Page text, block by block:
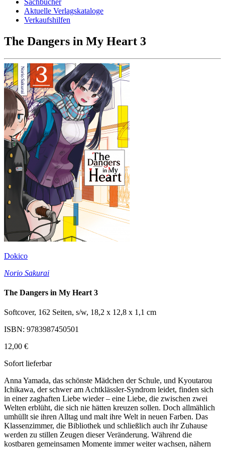
Sachbücher
Aktuelle Verlagskataloge
Verkaufshilfen
The Dangers in My Heart 3
Dokico
Norio Sakurai
The Dangers in My Heart 3
Softcover, 162 Seiten, s/w, 18,2 x 12,8 x 1,1 cm
ISBN: 9783987450501
12,00 €
Sofort lieferbar
Anna Yamada, das schönste Mädchen der Schule, und Kyoutarou
Ichikawa, der schwer am Achtklässler-Syndrom leidet, finden sich
in einer zaghaften Liebe wieder – eine Liebe, die zwischen zwei
Welten erblüht, die sich nie hätten kreuzen sollen. Doch allmählich
umhüllt sie ihren Alltag und malt ihre Welt in neuen Farben. Das
Klassenzimmer, die Bibliothek und schließlich auch ihr Zuhause
werden zu stillen Zeugen dieser Veränderung. Während die
kostbaren gemeinsamen Momente immer weiter wachsen, nähern